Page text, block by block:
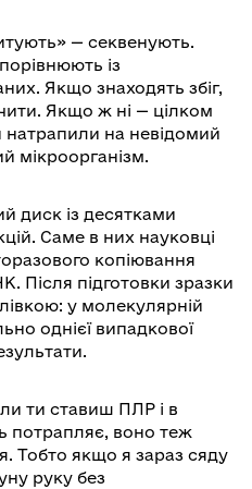
— секвенують.
із
Якщо знаходять збіг,
Якщо ж ні — цілком
на невідомий
мікроорганізм.
диск із десятками
Саме в них науковці
копіювання
Після підготовки зразки
у молекулярній
однієї випадкової
ти ставиш ПЛР і в
потрапляє, воно теж
Тобто якщо я зараз сяду
руку без